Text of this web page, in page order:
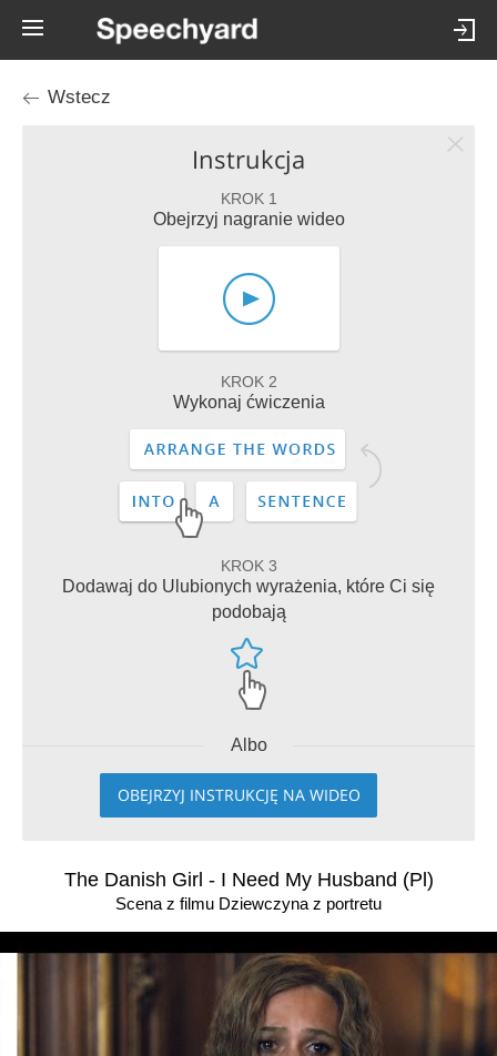
Wstecz
Instrukcja
KROK 1
Obejrzyj nagranie wideo
KROK 2
Wykonaj ćwiczenia
KROK 3
Dodawaj do Ulubionych wyrażenia, które Ci się
podobają
Albo
OBEJRZYJ INSTRUKCJĘ NA WIDEO
The Danish Girl - I Need My Husband (Pl)
Scena z filmu Dziewczyna z portretu